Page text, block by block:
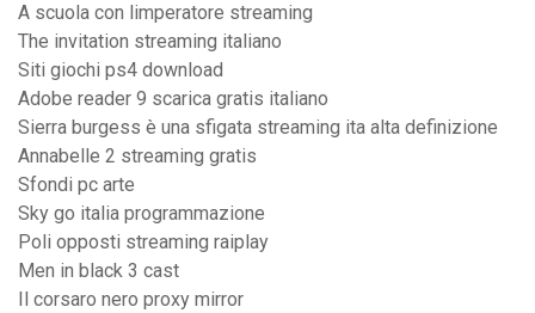
A scuola con limperatore streaming
The invitation streaming italiano
Siti giochi ps4 download
Adobe reader 9 scarica gratis italiano
Sierra burgess è una sfigata streaming ita alta definizione
Annabelle 2 streaming gratis
Sfondi pc arte
Sky go italia programmazione
Poli opposti streaming raiplay
Men in black 3 cast
Il corsaro nero proxy mirror